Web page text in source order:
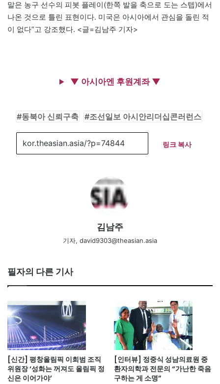
말은 농구 선수의 피봇 플레이(한쪽 발을 축으로 도는 스텝)에서
나온 것으로 틀린 표현이다. 미국은 아시아에서 관심을 돌린 적
이 없다”고 강조했다. <글=김남주 기자>
▼ 아시아엔 후원계좌 ▼
동북아 신뢰구축 조선일보 아시안리더십콘러런스
링크 복사
김남주
기자, david9303@theasian.asia
필자의 다른 기사
[신간] 평창올림픽 이희범 조직
위원장 ‘성화는 꺼져도 올림픽 정
신은 이어가야’
[인터뷰] 정중식 성남의료원 중
환자의학과 전문의 “가난한 죽음
구하는 게 소명”